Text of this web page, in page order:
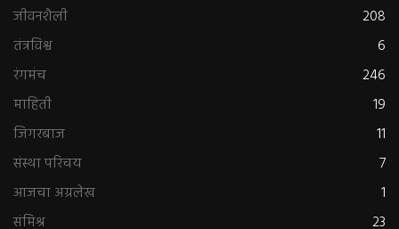
जीवनशैली
208
तंत्रविश्व
6
रंगमंच
246
माहिती
19
जिगरबाज
11
संस्था परिचय
7
आजचा अग्रलेख
1
संमिश्र
23